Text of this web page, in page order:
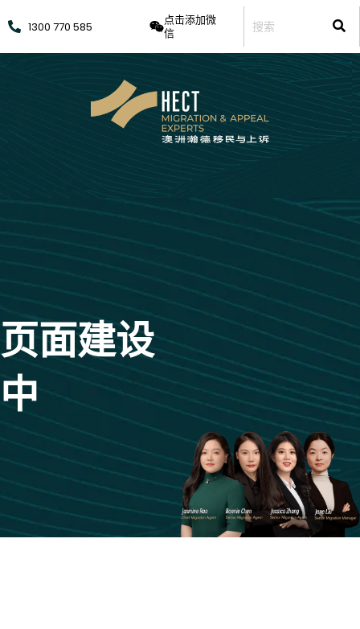
1300 770 585
点击添加微
信
页面建设
中